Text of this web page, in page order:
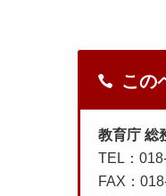
この
教育庁 総
TEL：
FAX：